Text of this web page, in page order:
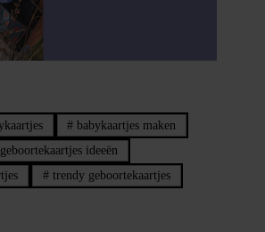
# babykaartjes maken
ideeën
#trendy geboortekaartjes